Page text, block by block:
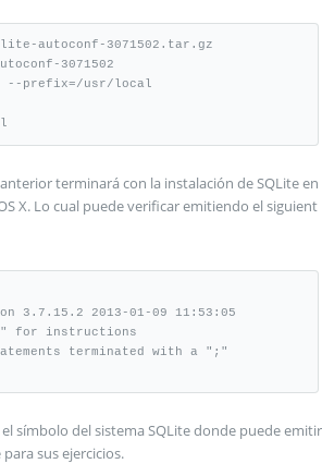
autoconf-3071502.tar.gz
3071502
--prefix=/usr/local
terminará con la instalación de SQLite en
X. Lo cual puede verificar emitiendo el siguient
3.7.15.2 2013-01-09 11:53:05
for instructions
terminated with a ";"
símbolo del sistema SQLite donde puede emitir
sus ejercicios.